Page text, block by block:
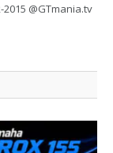
@GTmania.tv